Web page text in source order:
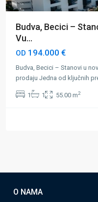
Budva, Becici –
Vu...
OD 194.000 €
Budva, Becici – Stanovi u
prodaju Jedna od ključnih
1 1 55.00 m2
O NAMA